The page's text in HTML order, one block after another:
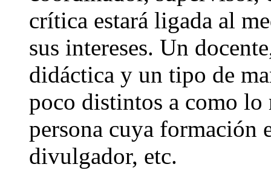
crítica estará ligada al
sus intereses. Un
didáctica y un tipo de
poco distintos a como lo
persona cuya formación
divulgador, etc.